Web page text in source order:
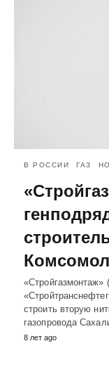
В РОССИИ ГАЗ
строить вторую
газопровода
8 лет ago